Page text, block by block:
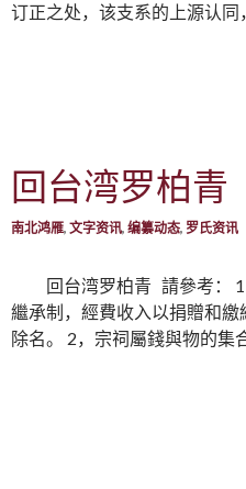
订正之处，该支系的上源认
回台湾罗柏青
南北鸿雁, 文字资讯, 编纂动态, 罗氏资讯
回台湾罗柏青 請參考：
繼承制，經費收入以捐贈和
除名。 2，宗祠屬錢與物的